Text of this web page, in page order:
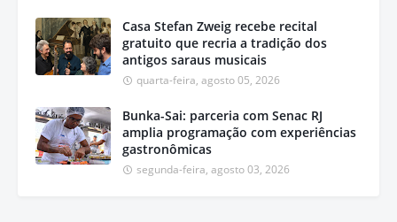
Casa Stefan Zweig recebe recital
gratuito que recria a tradição dos
antigos saraus musicais
quarta-feira, agosto 05, 2026
Bunka-Sai: parceria com Senac RJ
amplia programação com experiências
gastronômicas
segunda-feira, agosto 03, 2026